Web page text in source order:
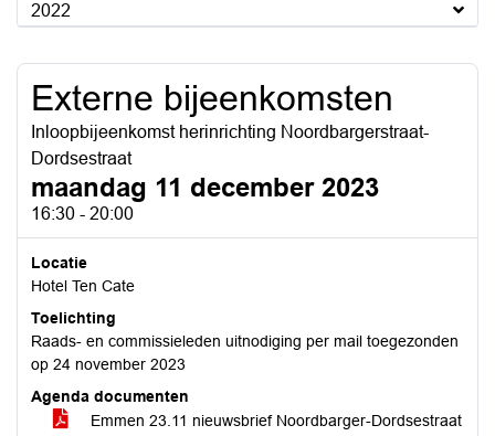
2022
Externe bijeenkomsten
Inloopbijeenkomst herinrichting Noordbargerstraat-
Dordsestraat
maandag 11 december 2023
16:30 - 20:00
Locatie
Hotel Ten Cate
Toelichting
Raads- en commissieleden uitnodiging per mail toegezonden
op 24 november 2023
Agenda documenten
Emmen 23.11 nieuwsbrief Noordbarger-Dordsestraat